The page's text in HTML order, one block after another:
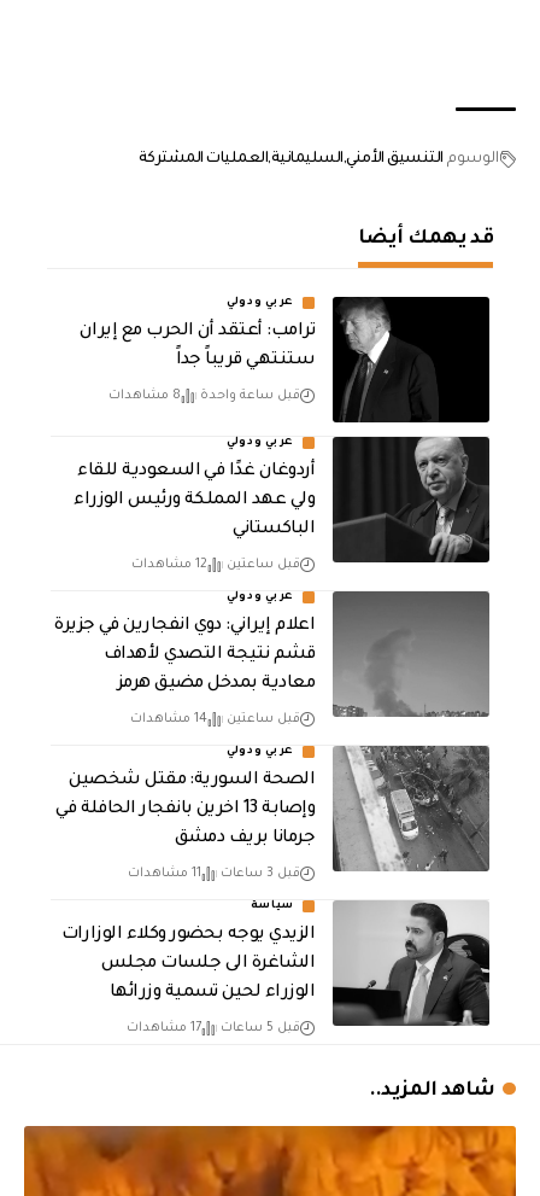
الوسوم التنسيق الأمني السليمانيةالعمليات المشتركة
قد يهمك أيضا
عربي ودولي
‏ترامب: أعتقد أن الحرب مع إيران
ستنتهي قريباً جداً
قبل ساعة واحدة 8 مشاهدات
عربي ودولي
أردوغان غدًا في السعودية للقاء
ولي عهد المملكة ورئيس الوزراء
الباكستاني
قبل ساعتين 12 مشاهدات
عربي ودولي
اعلام إيراني: دوي انفجارين في جزيرة
قشم نتيجة التصدي لأهداف
معادية بمدخل مضيق هرمز
قبل ساعتين 14 مشاهدات
عربي ودولي
الصحة السورية: مقتل شخصين
وإصابة 13 اخرين بانفجار الحافلة في
جرمانا بريف دمشق
قبل 3 ساعات 11 مشاهدات
سياسة
الزيدي يوجه بحضور وكلاء الوزارات
الشاغرة الى جلسات مجلس
الوزراء لحين تسمية وزرائها
قبل 5 ساعات 17 مشاهدات
شاهد المزيد..